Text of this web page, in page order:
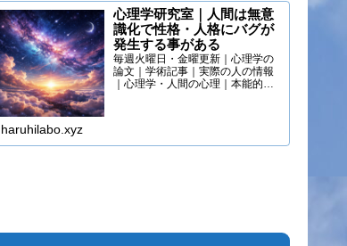
心理学研究室｜人間は無意
識化で性格・人格にバグが
発生する事がある
毎週火曜日・金曜更新｜心理学の
論文｜学術記事｜実際の人の情報
｜心理学・人間の心理｜本能的心
haruhilabo.xyz